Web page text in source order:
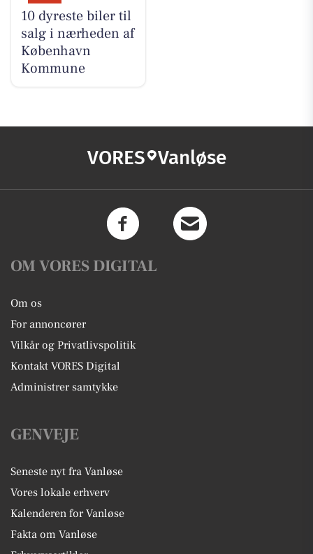
10 dyreste biler til
salg i nærheden af
København
Kommune
VORES Vanløse
OM VORES DIGITAL
Om os
For annoncører
Vilkår og Privatlivspolitik
Kontakt VORES Digital
Administrer samtykke
GENVEJE
Seneste nyt fra Vanløse
Vores lokale erhverv
Kalenderen for Vanløse
Fakta om Vanløse